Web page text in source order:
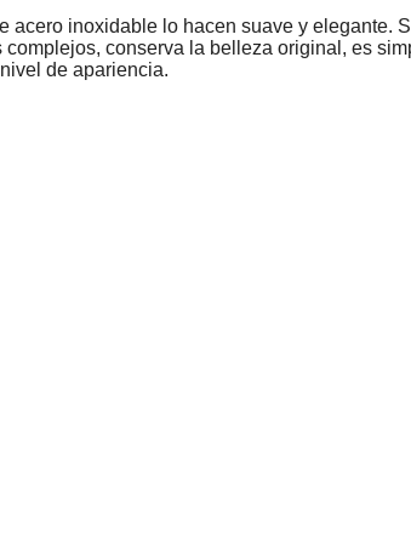
inoxidable lo hacen suave y elegante.
conserva la belleza original, es
de apariencia.